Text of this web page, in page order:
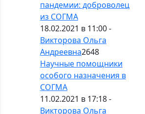
пандемии: доброволец
из СОГМА
18.02.2021 в 11:00 -
Викторова Ольга
Андреевна2648
Научные помощники
особого назначения в
СОГМА
11.02.2021 в 17:18 -
Викторова Ольга